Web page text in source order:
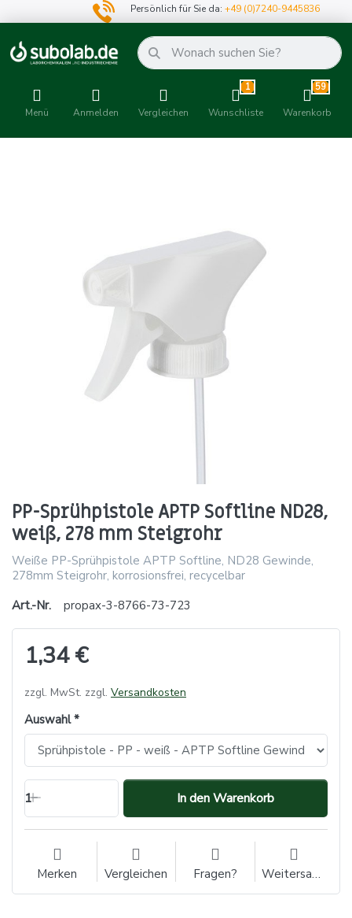
Persönlich für Sie da:+49 (0)7240-9445836
Menü Anmelden Vergleichen
1
Wunschliste
59
Warenkorb
PP-Sprühpistole APTP Softline ND28,
weiß, 278 mm Steigrohr
Weiße PP-Sprühpistole APTP Softline, ND28 Gewinde,
278mm Steigrohr, korrosionsfrei, recycelbar
Art.-Nr.
propax-3-8766-73-723
1,34 €
zzgl. MwSt. zzgl. Versandkosten
Auswahl
1 In den Warenkorb
Merken Vergleichen Fragen? Weitersagen